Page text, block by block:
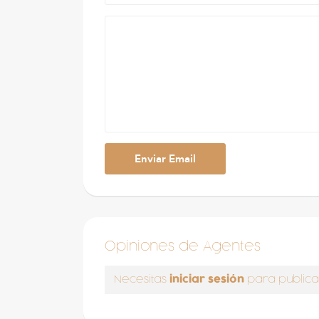
Opiniones de Agentes
Necesitas iniciar sesión para